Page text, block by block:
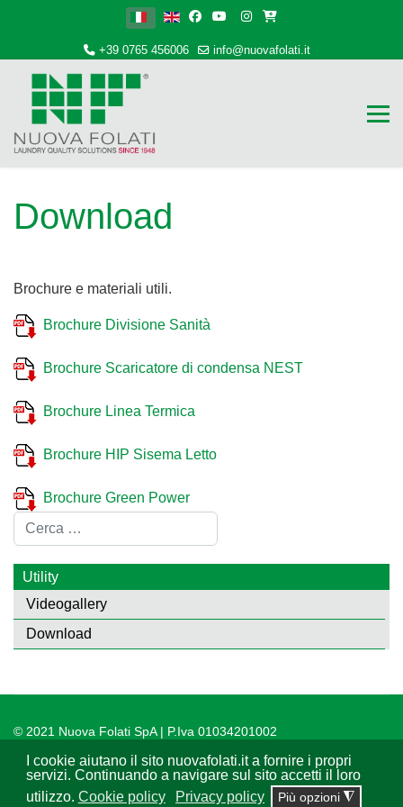
I cookie aiutano il sito nuovafolati.it a fornire i propri
servizi. Continuando a navigare sul sito accetti il loro
utilizzo. Cookie policy Privacy policy Più opzioni ◮
Seleziona la tua lingua
+39 0765 456006 info@nuovafolati.it
Download
Brochure e materiali utili.
Brochure Divisione Sanità
Brochure Scaricatore di condensa NEST
Brochure Linea Termica
Brochure HIP Sisema Letto
Brochure Green Power
Cerca
Utility
Videogallery
Download
© 2021 Nuova Folati SpA | P.Iva 01034201002
Web design:Cliccaquì sas